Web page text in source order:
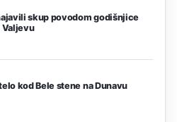
skup povodom godišnjice
Valjevu
kod Bele stene na Dunavu